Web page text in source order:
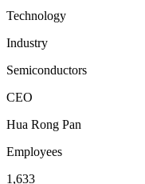
Technology
Industry
Semiconductors
CEO
Hua Rong Pan
Employees
1,633